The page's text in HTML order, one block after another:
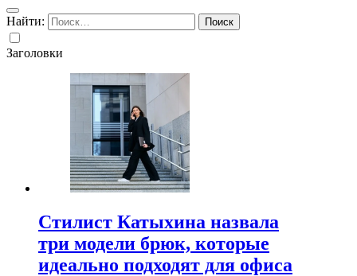
Найти:
Заголовки
Стилист Катыхина назвала
три модели брюк, которые
идеально подходят для офиса